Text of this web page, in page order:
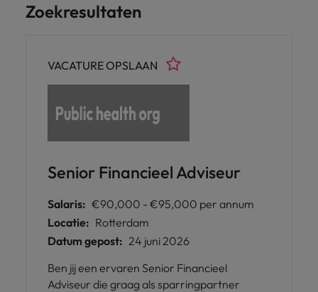
Zoekresultaten
Senior Financieel Adviseur
VACATURE OPSLAAN
Salaris: €90,000 - €95,000 per annum
Locatie: Rotterdam
Datum gepost: 24 juni 2026
Ben jij een ervaren Senior Financieel
Adviseur die graag als sparringpartner